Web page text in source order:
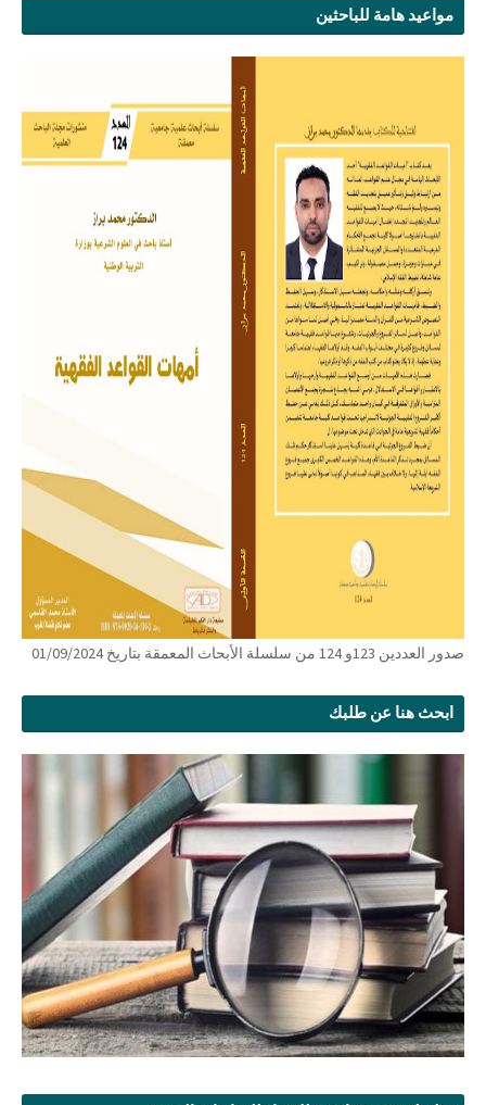
مواعيد هامة للباحثين
صدور العددين 123و 124 من سلسلة الأبحاث المعمقة بتاريخ 01/09/2024
ابحث هنا عن طلبك